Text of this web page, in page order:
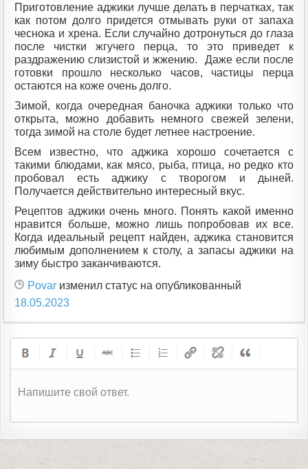
Приготовление аджики лучше делать в перчатках, так
как потом долго придется отмывать руки от запаха
чеснока и хрена. Если случайно дотронуться до глаза
после чистки жгучего перца, то это приведет к
раздражению слизистой и жжению. Даже если после
готовки прошло несколько часов, частицы перца
остаются на коже очень долго.
Зимой, когда очередная баночка аджики только что
открыта, можно добавить немного свежей зелени,
тогда зимой на столе будет летнее настроение.
Всем известно, что аджика хорошо сочетается с
такими блюдами, как мясо, рыба, птица, но редко кто
пробовал есть аджику с творогом и дыней.
Получается действительно интересный вкус.
Рецептов аджики очень много. Понять какой именно
нравится больше, можно лишь попробовав их все.
Когда идеальный рецепт найден, аджика становится
любимым дополнением к столу, а запасы аджики на
зиму быстро заканчиваются.
Povar изменил статус на опубликованный
18.05.2023
Напишите свой ответ.